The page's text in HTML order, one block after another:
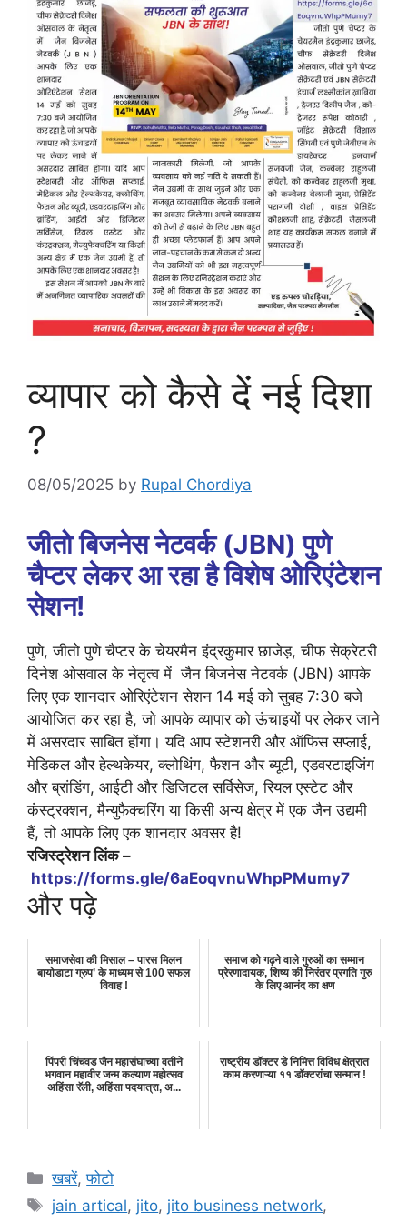
व्यापार को कैसे दें नई दिशा
?
08/05/2025 by Rupal Chordiya
जीतो बिजनेस नेटवर्क (JBN) पुणे
चैप्टर लेकर आ रहा है विशेष ओरिएंटेशन
सेशन!
पुणे, जीतो पुणे चैप्टर के चेयरमैन इंद्रकुमार छाजेड़, चीफ सेक्रेटरी
दिनेश ओसवाल के नेतृत्व में जैन बिजनेस नेटवर्क (JBN) आपके
लिए एक शानदार ओरिएंटेशन सेशन 14 मई को सुबह 7:30 बजे
आयोजित कर रहा है, जो आपके व्यापार को ऊंचाइयों पर लेकर जाने
में असरदार साबित होंगा। यदि आप स्टेशनरी और ऑफिस सप्लाई,
मेडिकल और हेल्थकेयर, क्लोथिंग, फैशन और ब्यूटी, एडवरटाइजिंग
और ब्रांडिंग, आईटी और डिजिटल सर्विसेज, रियल एस्टेट और
कंस्ट्रक्शन, मैन्युफैक्चरिंग या किसी अन्य क्षेत्र में एक जैन उद्यमी
हैं, तो आपके लिए एक शानदार अवसर है!
रजिस्ट्रेशन लिंक –
https://forms.gle/6aEoqvnuWhpPMumy7
और पढ़े
समाजसेवा की मिसाल – पारस मिलन
बायोडाटा ग्रुप’ के माध्यम से 100 सफल
विवाह !
समाज को गढ़ने वाले गुरुओं का सम्मान
प्रेरणादायक, शिष्य की निरंतर प्रगति गुरु
के लिए आनंद का क्षण
पिंपरी चिंचवड जैन महासंघाच्या वतीने
भगवान महावीर जन्म कल्याण महोत्सव
अहिंसा रॅली, अहिंसा पदयात्रा, अ...
राष्ट्रीय डॉक्टर डे निमित्त विविध क्षेत्रात
काम करणाऱ्या ११ डॉक्टरांचा सन्मान !
Categories
खबरें,फोटो
Tags
jain artical, jito, jito business network,